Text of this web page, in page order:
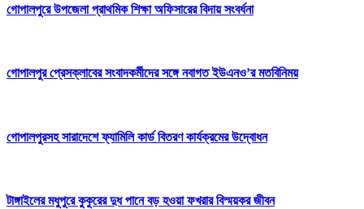
গোপালপুরে উপজেলা প্রাথমিক শিক্ষা অফিসারের বিদায় সংবর্ধনা
গোপালপুর প্রেসক্লাবের সংবাদকর্মীদের সঙ্গে নবাগত ইউএনও’র মতবিনিময়
গোপালপুরসহ সারাদেশে ফ্যামিলি কার্ড বিতরণ কার্যক্রমের উদ্বোধন
টাঙ্গাইলের মধুপুরে কুকুরের দুধ পানে বড় হওয়া ফখরার বিস্ময়কর জীবন